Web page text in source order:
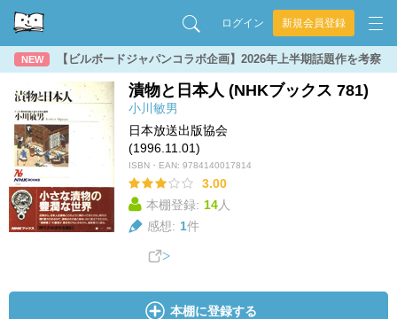
ログイン 新規会員登録
NEW 【ビルボードジャパンコラボ企画】2026年上半期話題作を考察
漬物と日本人 (NHKブックス 781)
小川敏男
日本放送出版協会
(1996.11.01)
ISBN・EAN: 9784140017814
3.00
本棚登録: 14人
感想: 1件
本棚に登録する